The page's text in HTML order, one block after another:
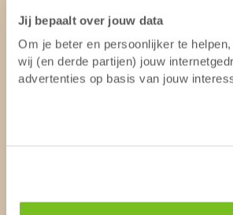
Jij bepaalt over jouw data
Om je beter en persoonlijker te
wij (en derde partijen) jouw
advertenties op basis van jouw